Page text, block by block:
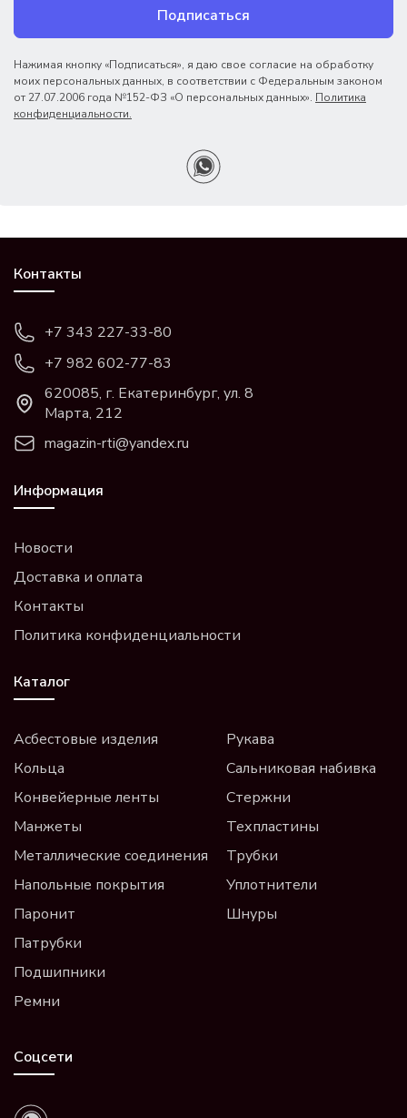
Подписаться
Нажимая кнопку «Подписаться», я даю свое согласие на обработку
моих персональных данных, в соответствии с Федеральным законом
от 27.07.2006 года №152-ФЗ «О персональных данных». Политика
конфиденциальности.
Контакты
+7 343 227-33-80
+7 982 602-77-83
620085, г. Екатеринбург, ул. 8
Марта, 212
magazin-rti@yandex.ru
Информация
Новости
Доставка и оплата
Контакты
Политика конфиденциальности
Каталог
Асбестовые изделия
Кольца
Конвейерные ленты
Манжеты
Металлические соединения
Напольные покрытия
Паронит
Патрубки
Подшипники
Ремни
Рукава
Сальниковая набивка
Стержни
Техпластины
Трубки
Уплотнители
Шнуры
Соцсети